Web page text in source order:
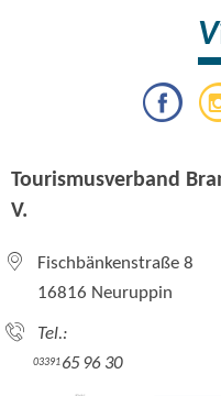
V
Tourismusverband
V.
Fischbänkenstraße 8
16816 Neuruppin
Tel.:
0339165 96 30